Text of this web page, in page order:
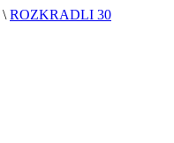
\ ROZKRADLI 30